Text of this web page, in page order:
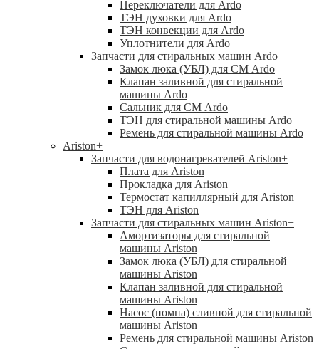
Переключатели для Ardo
ТЭН духовки для Ardo
ТЭН конвекции для Ardo
Уплотнители для Ardo
Запчасти для стиральных машин Ardo+
Замок люка (УБЛ) для СМ Ardo
Клапан заливной для стиральной
машины Ardo
Сальник для СМ Ardo
ТЭН для стиральной машины Ardo
Ремень для стиральной машины Ardo
Ariston+
Запчасти для водонагревателей Ariston+
Плата для Ariston
Прокладка для Ariston
Термостат капиллярный для Ariston
ТЭН для Ariston
Запчасти для стиральных машин Ariston+
Амортизаторы для стиральной
машины Ariston
Замок люка (УБЛ) для стиральной
машины Ariston
Клапан заливной для стиральной
машины Ariston
Насос (помпа) сливной для стиральной
машины Ariston
Ремень для стиральной машины Ariston